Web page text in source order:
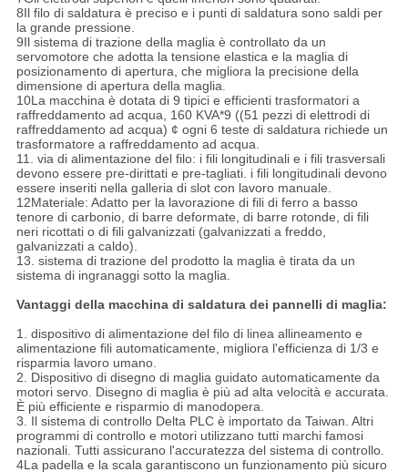
8Il filo di saldatura è preciso e i punti di saldatura sono saldi per
la grande pressione.
9Il sistema di trazione della maglia è controllato da un
servomotore che adotta la tensione elastica e la maglia di
posizionamento di apertura, che migliora la precisione della
dimensione di apertura della maglia.
10La macchina è dotata di 9 tipici e efficienti trasformatori a
raffreddamento ad acqua, 160 KVA*9 ((51 pezzi di elettrodi di
raffreddamento ad acqua) ¢ ogni 6 teste di saldatura richiede un
trasformatore a raffreddamento ad acqua.
11. via di alimentazione del filo: i fili longitudinali e i fili trasversali
devono essere pre-dirittati e pre-tagliati. i fili longitudinali devono
essere inseriti nella galleria di slot con lavoro manuale.
12Materiale: Adatto per la lavorazione di fili di ferro a basso
tenore di carbonio, di barre deformate, di barre rotonde, di fili
neri ricottati o di fili galvanizzati (galvanizzati a freddo,
galvanizzati a caldo).
13. sistema di trazione del prodotto la maglia è tirata da un
sistema di ingranaggi sotto la maglia.
Vantaggi della macchina di saldatura dei pannelli di maglia:
1. dispositivo di alimentazione del filo di linea allineamento e
alimentazione fili automaticamente, migliora l'efficienza di 1/3 e
risparmia lavoro umano.
2. Dispositivo di disegno di maglia guidato automaticamente da
motori servo. Disegno di maglia è più ad alta velocità e accurata.
È più efficiente e risparmio di manodopera.
3. Il sistema di controllo Delta PLC è importato da Taiwan. Altri
programmi di controllo e motori utilizzano tutti marchi famosi
nazionali. Tutti assicurano l'accuratezza del sistema di controllo.
4La padella e la scala garantiscono un funzionamento più sicuro